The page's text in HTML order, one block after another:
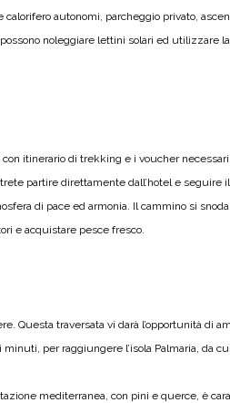
autonomi, parcheggio privato,
noleggiare lettini solari ed utilizzare
itinerario di trekking e i voucher necessari.
partire direttamente dall’hotel e seguire
di pace ed armonia. Il cammino si
e acquistare pesce fresco.
Questa traversata vi darà l’opportunità di
per raggiungere l’isola Palmaria, da
mediterranea, con pini e querce, è